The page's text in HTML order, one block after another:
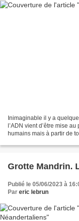
Inimaginable il y a
l’ADN vient d’être mise
humains mais à partir de
Grotte Mandrin.
Publié le 05/06/2023 à
Par eric lebrun